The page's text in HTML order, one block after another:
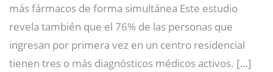
más fármacos de forma simultánea Este estudio
revela también que el 76% de las personas que
ingresan por primera vez en un centro residencial
tienen tres o más diagnósticos médicos activos. […]